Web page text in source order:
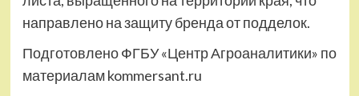
направлено на защиту бренда от подделок.
Подготовлено ФГБУ «Центр Агроаналитики» по
материалам kommersant.ru